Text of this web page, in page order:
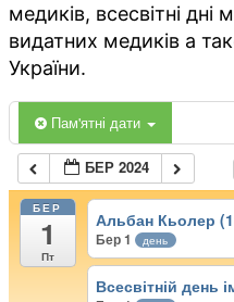
медиків, всесвітні
видатних медиків а
України.
Пам'ятні дати
БЕР 2024
БЕР
1
Пт
Альбан Кьолер
Бер 1 день
Всесвітній день